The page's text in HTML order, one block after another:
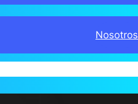
Nosotros